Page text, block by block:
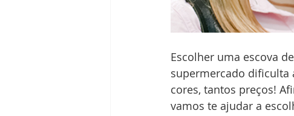
Escolher uma escova
supermercado dificulta
cores, tantos preços!
vamos te ajudar a